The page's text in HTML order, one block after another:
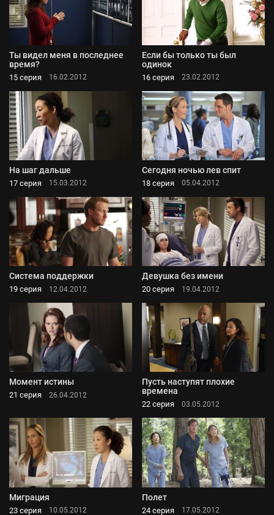
Ты видел меня в последнее
время?
15 серия 16.02.2012
Если бы только ты был
одинок
16 серия 23.02.2012
На шаг дальше
17 серия 15.03.2012
Сегодня ночью лев спит
18 серия 05.04.2012
Система поддержки
19 серия 12.04.2012
Девушка без имени
20 серия 19.04.2012
Момент истины
21 серия 26.04.2012
Пусть наступят плохие
времена
22 серия 03.05.2012
Миграция
23 серия 10.05.2012
Полет
24 серия 17.05.2012